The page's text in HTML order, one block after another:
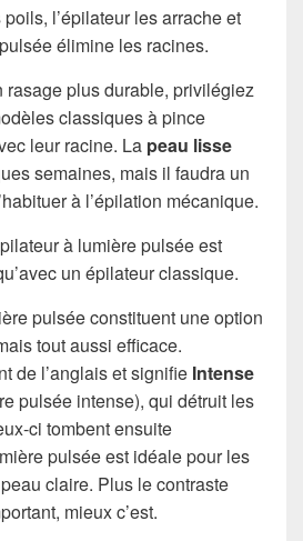
l’épilateur les arrache et
élimine les racines.
plus durable, privilégiez
classiques à pince
leur racine. La peau lisse
semaines, mais il faudra un
à l’épilation mécanique.
à lumière pulsée est
un épilateur classique.
pulsée constituent une option
tout aussi efficace.
de l’anglais et signifie Intense
pulsée intense), qui détruit les
ci tombent ensuite
pulsée est idéale pour les
claire. Plus le contraste
mieux c’est.